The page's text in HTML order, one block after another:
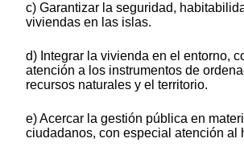
c) Garantizar la seguridad,
viviendas en las islas.
d) Integrar la vivienda en el entorno,
atención a los instrumentos de
recursos naturales y el territorio.
e) Acercar la gestión pública en
ciudadanos, con especial atención al